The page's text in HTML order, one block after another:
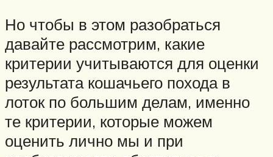
Но чтобы в этом разобраться
давайте рассмотрим, какие
критерии учитываются для оценки
результата кошачьего похода в
лоток по большим делам, именно
те критерии, которые можем
оценить лично мы и при